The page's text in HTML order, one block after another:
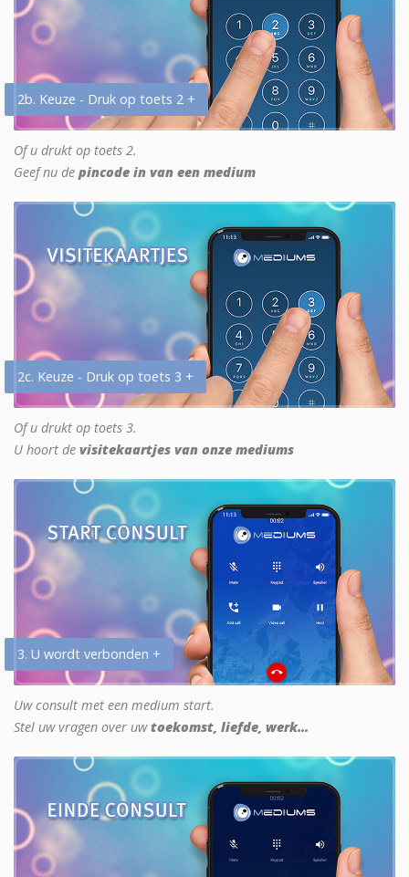
2b. Keuze - Druk op toets 2 +
Of u drukt op toets 2.
Geef nu de pincode in van een medium
2c. Keuze - Druk op toets 3 +
Of u drukt op toets 3.
U hoort de visitekaartjes van onze mediums
3. U wordt verbonden +
Uw consult met een medium start.
Stel uw vragen over uwtoekomst, liefde, werk...